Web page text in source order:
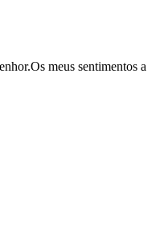
meus sentimentos a